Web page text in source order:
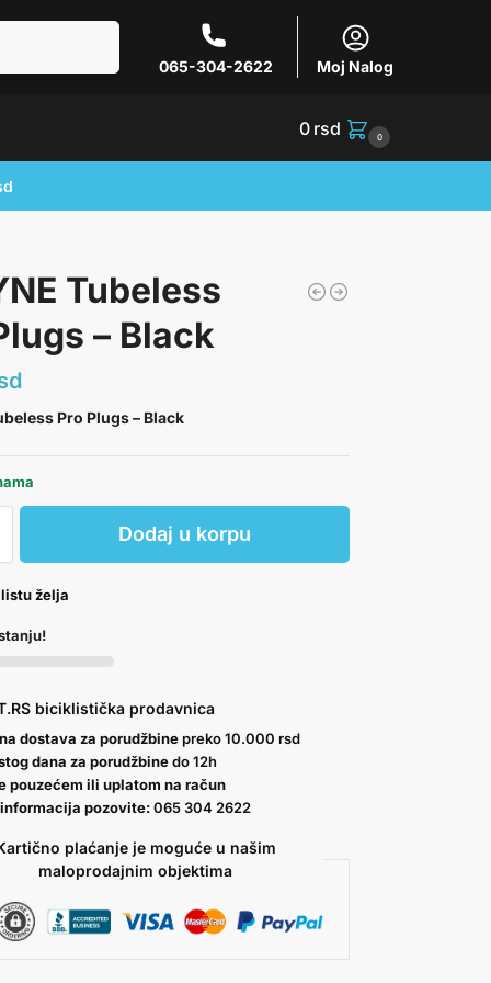
065-304-2622 Moj Nalog
0 rsd 0
Tubeless
– Black
Pro Plugs – Black
Dodaj u korpu
želja
biciklistička prodavnica
dostava za porudžbinepreko 10.000 rsd
dana za porudžbinedo 12h
pouzećem ili uplatom na račun
pozovite:065 304 2622
plaćanje je moguće u našim
maloprodajnim objektima